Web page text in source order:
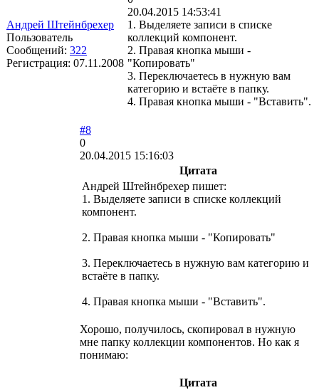
Андрей Штейнбрехер
Пользователь
Сообщений: 322
Регистрация: 07.11.2008
20.04.2015 14:53:41
1. Выделяете записи в списке
коллекций компонент.
2. Правая кнопка мыши -
"Копировать"
3. Переключаетесь в нужную вам
категорию и встаёте в папку.
4. Правая кнопка мыши - "Вставить".
#8
0
20.04.2015 15:16:03
Цитата
Андрей Штейнбрехер пишет:
1. Выделяете записи в списке коллекций
компонент.
2. Правая кнопка мыши - "Копировать"
3. Переключаетесь в нужную вам категорию и
встаёте в папку.
4. Правая кнопка мыши - "Вставить".
Хорошо, получилось, скопировал в нужную
мне папку коллекции компонентов. Но как я
понимаю:
Цитата